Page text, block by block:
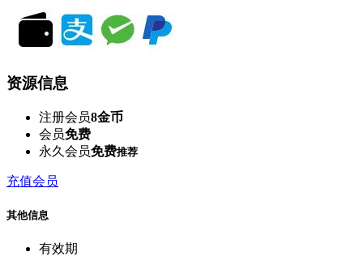
资源信息
注册会员8金币
会员免费
永久会员免费推荐
充值会员
其他信息
有效期